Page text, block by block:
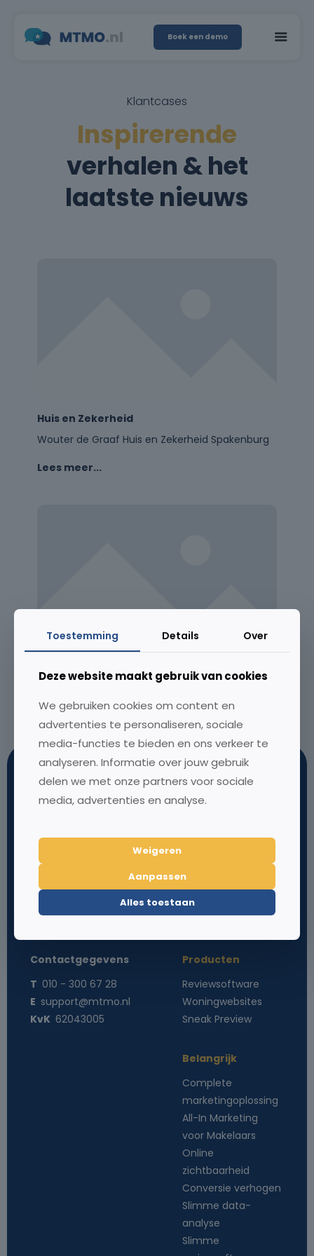
Boek een demo
Klantcases
Inspirerende
verhalen & het
laatste nieuws
Huis en Zekerheid
Wouter de Graaf Huis en Zekerheid Spakenburg
Lees meer...
Joost Verbaas SCOOP Makelaardij
Lees meer...
Koffie bij ons?
Louis Braillelaan 80
2719 EK Zoetermeer
Contactgegevens
T 010 - 300 67 28
E support@mtmo.nl
KvK 62043005
Over ons
Producten
Reviewsoftware
Woningwebsites
Sneak Preview
Belangrijk
Complete
marketingoplossing
All-In Marketing
voor Makelaars
Online
zichtbaarheid
Conversie verhogen
Slimme data-
analyse
Slimme
Toestemming Details Over
Deze website maakt gebruik van cookies
We gebruiken cookies om content en
advertenties te personaliseren, sociale
media-functies te bieden en ons verkeer te
analyseren. Informatie over jouw gebruik
delen we met onze partners voor sociale
media, advertenties en analyse.
Weigeren
Aanpassen
Alles toestaan